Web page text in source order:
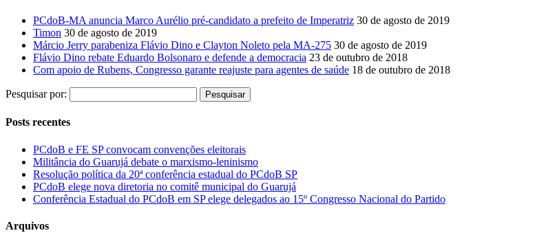
PCdoB-MA anuncia Marco Aurélio pré-candidato a prefeito de Imperatriz 30 de agosto de 2019
Timon 30 de agosto de 2019
Márcio Jerry parabeniza Flávio Dino e Clayton Noleto pela MA-275 30 de agosto de 2019
Flávio Dino rebate Eduardo Bolsonaro e defende a democracia 23 de outubro de 2018
Com apoio de Rubens, Congresso garante reajuste para agentes de saúde 18 de outubro de 2018
Pesquisar por:
Posts recentes
PCdoB e FE SP convocam convenções eleitorais
Militância do Guarujá debate o marxismo-leninismo
Resolução política da 20ª conferência estadual do PCdoB SP
PCdoB elege nova diretoria no comitê municipal do Guarujá
Conferência Estadual do PCdoB em SP elege delegados ao 15º Congresso Nacional do Partido
Arquivos